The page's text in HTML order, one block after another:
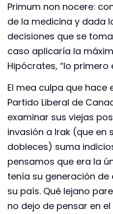
Primum non nocere:
de la medicina y dada
decisiones que se
caso aplicaría la
Hipócrates, “lo primero
El mea culpa que hace
Partido Liberal de
examinar sus viejas
invasión a Irak (que en
dobleces) suma
pensamos que era la
tenía su generación
su país. Qué lejano
no dejo de pensar en